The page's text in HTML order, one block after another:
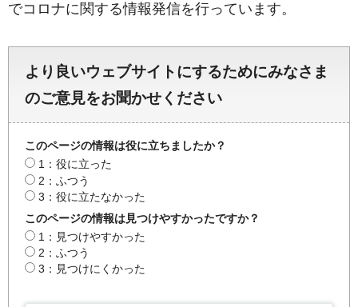
でコロナに関する情報発信を行っています。
より良いウェブサイトにするためにみなさま
のご意見をお聞かせください
このページの情報は役に立ちましたか？
1：役に立った
2：ふつう
3：役に立たなかった
このページの情報は見つけやすかったですか？
1：見つけやすかった
2：ふつう
3：見つけにくかった